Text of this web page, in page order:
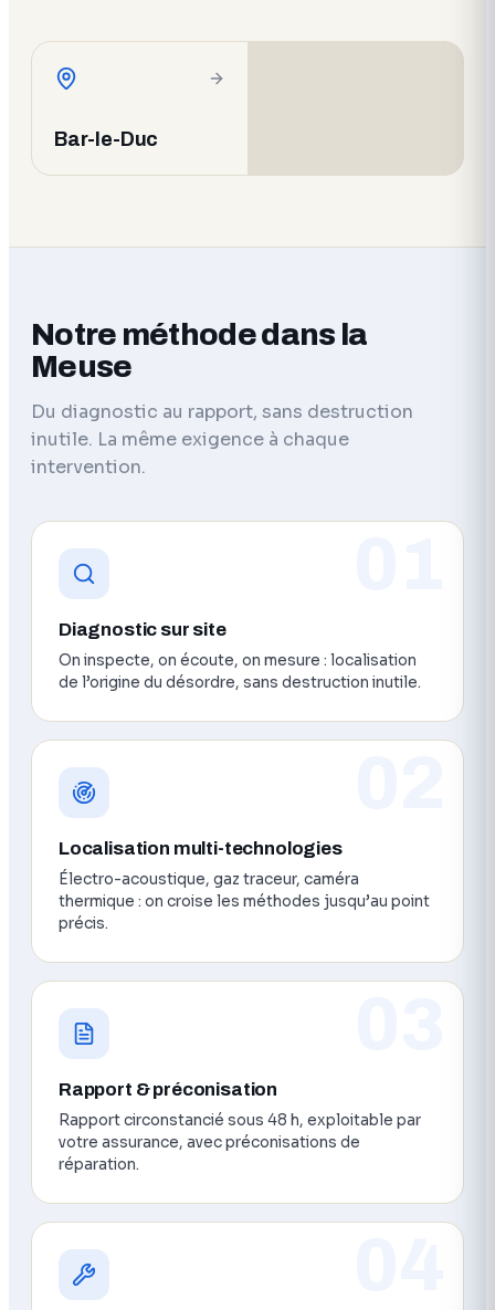
Bar-le-Duc
Notre méthode dans la
Meuse
Du diagnostic au rapport, sans destruction
inutile. La même exigence à chaque
intervention.
Diagnostic sur site
On inspecte, on écoute, on mesure : localisation
de l’origine du désordre, sans destruction inutile.
Localisation multi-technologies
Électro-acoustique, gaz traceur, caméra
thermique : on croise les méthodes jusqu’au point
précis.
Rapport & préconisation
Rapport circonstancié sous 48 h, exploitable par
votre assurance, avec préconisations de
réparation.